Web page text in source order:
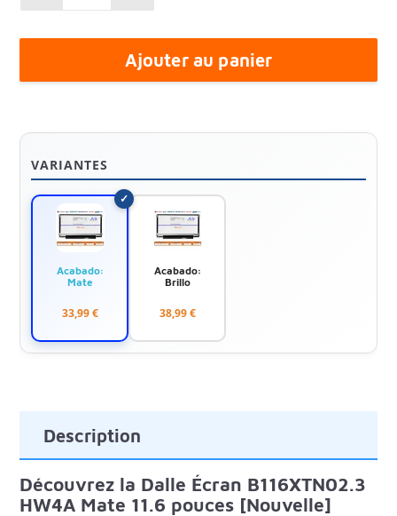
Ajouter au panier
VARIANTES
Acabado:
Mate
33,99 €
Acabado:
Brillo
38,99 €
Description
Découvrez la Dalle Écran B116XTN02.3
HW4A Mate 11.6 pouces [Nouvelle]